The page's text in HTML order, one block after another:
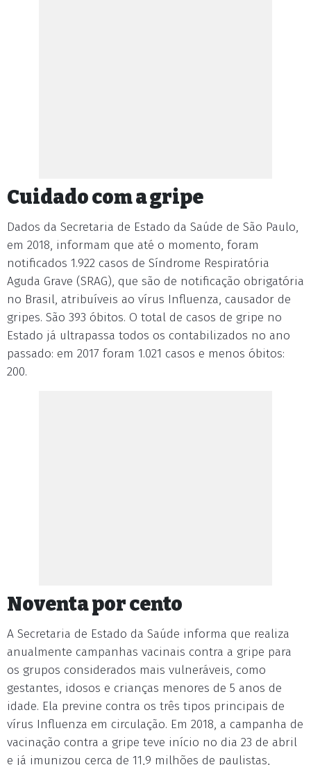
Cuidado com a gripe
Dados da Secretaria de Estado da Saúde de São Paulo,
em 2018, informam que até o momento, foram
notificados 1.922 casos de Síndrome Respiratória
Aguda Grave (SRAG), que são de notificação obrigatória
no Brasil, atribuíveis ao vírus Influenza, causador de
gripes. São 393 óbitos. O total de casos de gripe no
Estado já ultrapassa todos os contabilizados no ano
passado: em 2017 foram 1.021 casos e menos óbitos:
200.
Noventa por cento
A Secretaria de Estado da Saúde informa que realiza
anualmente campanhas vacinais contra a gripe para
os grupos considerados mais vulneráveis, como
gestantes, idosos e crianças menores de 5 anos de
idade. Ela previne contra os três tipos principais de
vírus Influenza em circulação. Em 2018, a campanha de
vacinação contra a gripe teve início no dia 23 de abril
e já imunizou cerca de 11,9 milhões de paulistas,